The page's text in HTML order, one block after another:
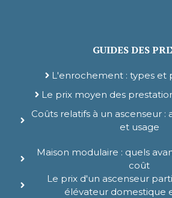
GUIDES DES
L'enrochement : types et
Le prix moyen des
Coûts relatifs à un ascenseur :
et usage
Maison modulaire : quels
coût
Le prix d'un ascenseur
élévateur domestique